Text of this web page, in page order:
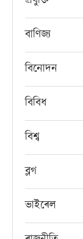
বাণিজ্য
বিনোদন
বিবিধ
বিশ্ব
ব্লগ
ভাইৰেল